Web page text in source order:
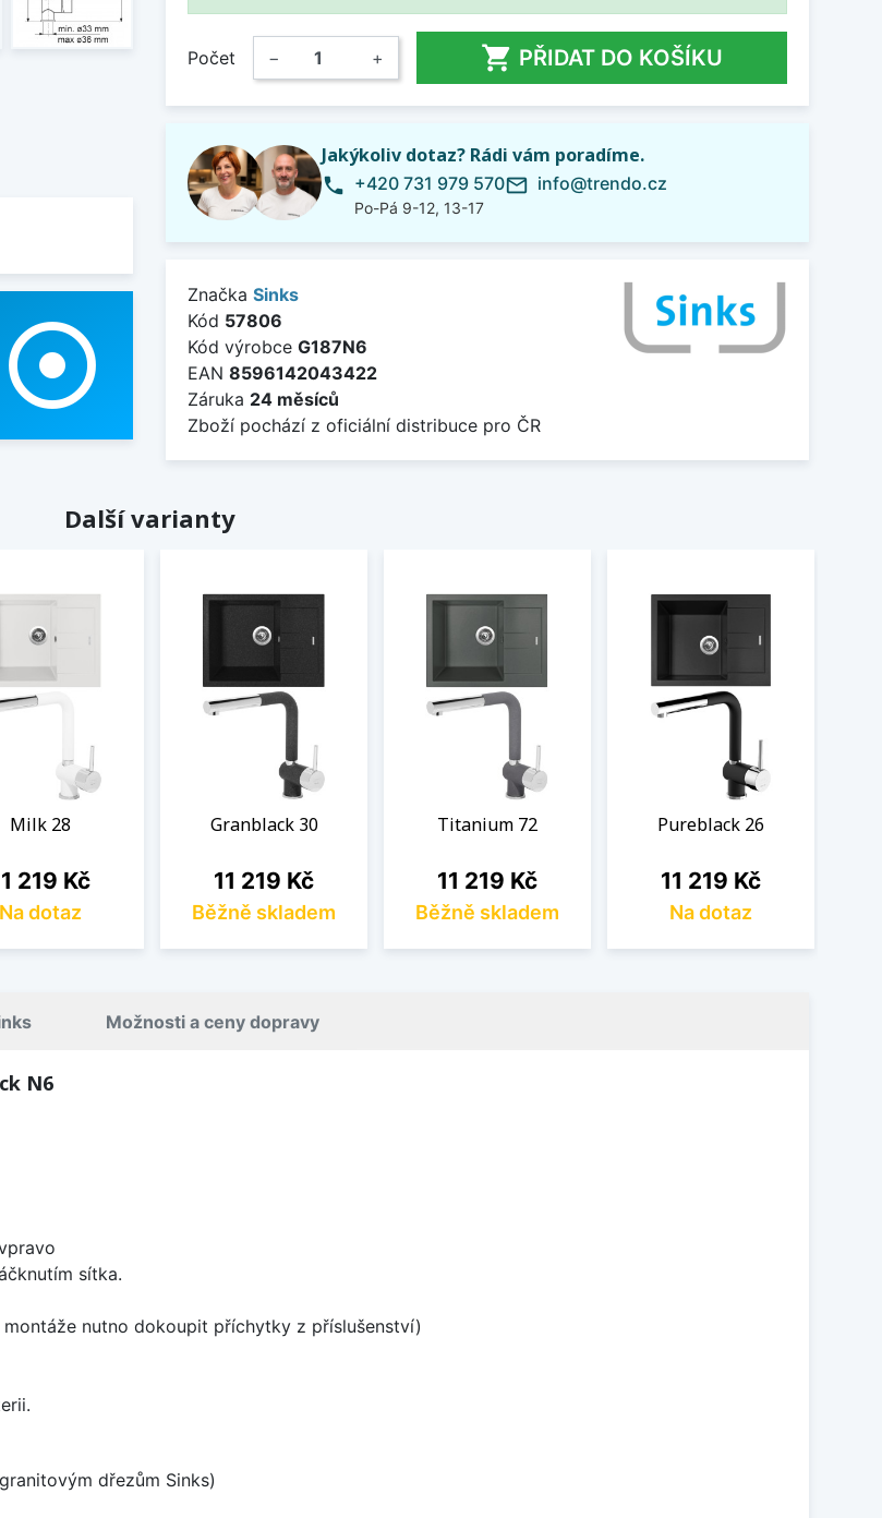
adjust
Počet − +  PŘIDAT DO KOŠÍKU
Jakýkoliv dotaz? Rádi vám poradíme.
phone +420 731 979 570
Po-Pá 9-12, 13-17
mail_outline info@trendo.cz
Značka Sinks
Kód 57806
Kód výrobce G187N6
EAN 8596142043422
Záruka 24 měsíců
Zboží pochází z oficiální distribuce pro ČR
Další varianty
Milk 28
219 Kč
Na dotaz
Granblack 30
Cena
11 219 Kč
Běžně skladem
Titanium 72
Cena
11 219 Kč
Běžně skladem
Pureblack 26
Cena
11 219 Kč
Na dotaz
Možnosti a ceny dopravy
N6
sítka.
nutno dokoupit příchytky z příslušenství)
dřezům Sinks)